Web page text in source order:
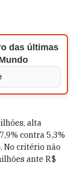
das últimas
alta
contra 5,3%
No critério não
ante R$